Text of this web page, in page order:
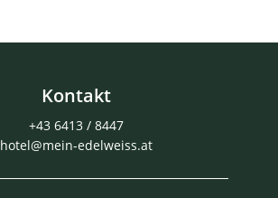
Kontakt
+43 6413 / 8447
hotel@mein-edelweiss.at